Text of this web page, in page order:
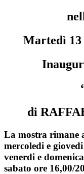
Martedì 13
di
La mostra rimane
mercoledi e
venerdi e
sabato ore 16,00/